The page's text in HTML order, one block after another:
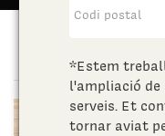
*Estem
l'ampliació
serveis. Et
tornar aviat